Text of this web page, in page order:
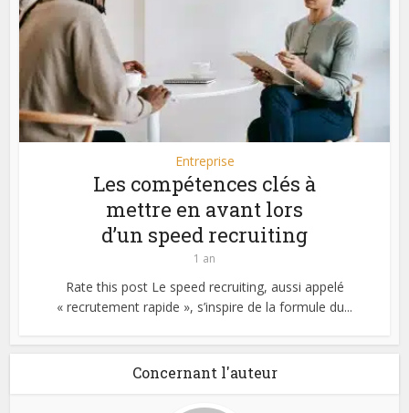
Entreprise
Les compétences clés à
mettre en avant lors
d’un speed recruiting
1 an
Rate this post Le speed recruiting, aussi appelé
« recrutement rapide », s’inspire de la formule du...
Concernant l'auteur